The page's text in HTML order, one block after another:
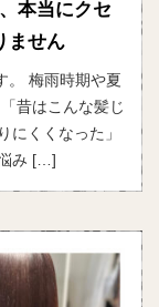
本当にクセ
ません
。 梅雨時期や夏
昔はこんな髪じ
くくなった」
み […]